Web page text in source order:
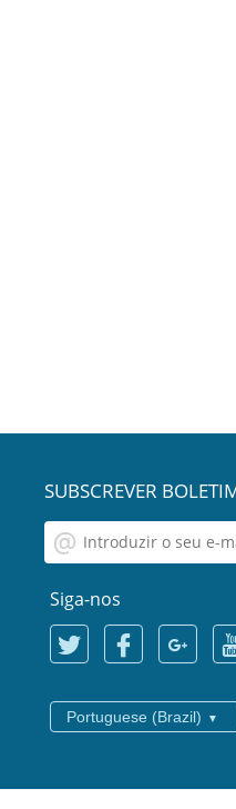
SUBSCREVER
Siga-nos
Portuguese (Brazil)